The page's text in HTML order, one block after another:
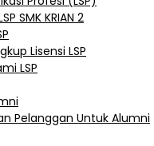
SMK KRIAN 2
Lisensi LSP
LSP
Pelanggan Untuk Alumni